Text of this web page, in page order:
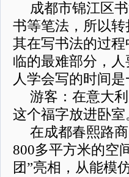
成都市锦江区
书等笔法，所以
其在写书法的过
临的最难部分，
人学会写的时间是
游客：在意大
这个福字放进卧室
在成都春熙路
800多平方米的空
团”亮相，从能模